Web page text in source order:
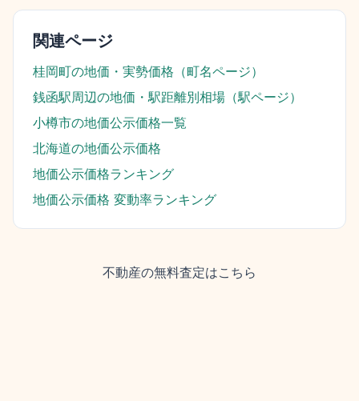
関連ページ
桂岡町の地価・実勢価格（町名ページ）
銭函駅周辺の地価・駅距離別相場（駅ページ）
小樽市の地価公示価格一覧
北海道の地価公示価格
地価公示価格ランキング
地価公示価格 変動率ランキング
不動産の無料査定はこちら